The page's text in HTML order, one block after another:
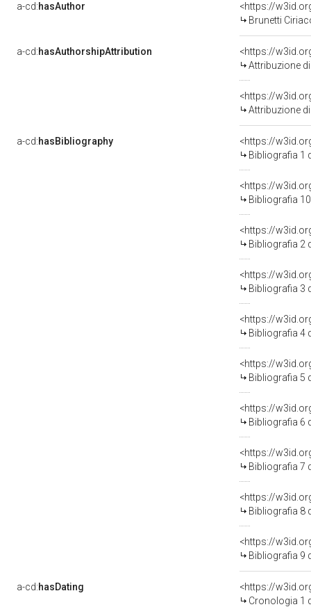
a-cd:hasAuthor
<https://
Brunetti
a-cd:hasAuthorshipAttribution
Attribuzione
<https://
Attribuzione
a-cd:hasBibliography
<https://
Bibliografia 1
<https://
Bibliografia
<https://
Bibliografia 2
<https://
Bibliografia 3
<https://
Bibliografia 4
<https://
Bibliografia 5
<https://
Bibliografia 6
<https://
Bibliografia 7
<https://
Bibliografia 8
<https://
Bibliografia 9
a-cd:hasDating
<https://
Cronologia 1